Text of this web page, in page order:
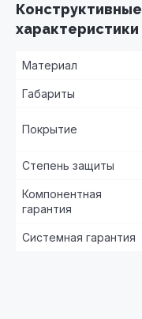
Конструктивные
характеристики
Материал
Габариты
Покрытие
Степень защиты
Компонентная
гарантия
Системная гарантия